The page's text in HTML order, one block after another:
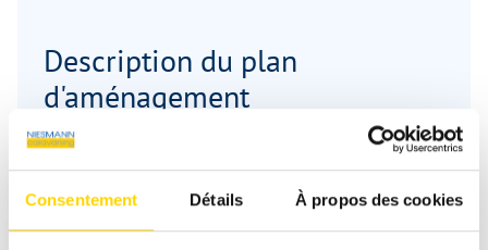
Consentement Détails À propos des cookies
Description du plan
d'aménagement